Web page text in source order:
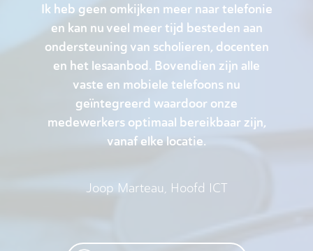
Ik heb geen omkijken meer naar telefonie
en kan nu veel meer tijd besteden aan
ondersteuning van scholieren, docenten
en het lesaanbod. Bovendien zijn alle
vaste en mobiele telefoons nu
geïntegreerd waardoor onze
medewerkers optimaal bereikbaar zijn,
vanaf elke locatie.
Joop Marteau, Hoofd ICT